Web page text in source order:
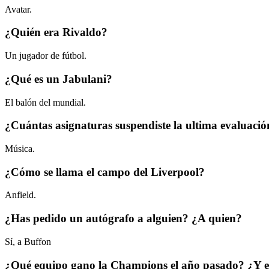
Avatar.
¿Quién era Rivaldo?
Un jugador de fútbol.
¿Qué es un Jabulani?
El balón del mundial.
¿Cuántas asignaturas suspendiste la ultima
Música.
¿Cómo se llama el campo del Liverpool?
Anfield.
¿Has pedido un autógrafo a alguien? ¿A quien?
Sí, a Buffon
¿Qué equipo gano la Champions el año pasado? ¿Y